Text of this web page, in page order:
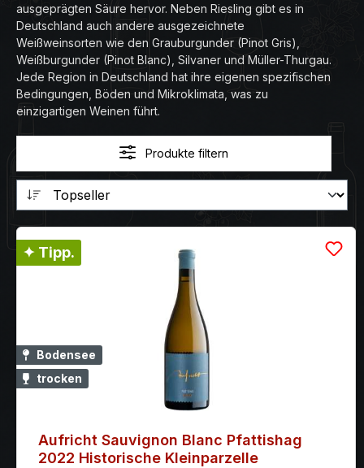
ausgeprägten Säure hervor. Neben Riesling gibt es in
Deutschland auch andere ausgezeichnete
Weißweinsorten wie den Grauburgunder (Pinot Gris),
Weißburgunder (Pinot Blanc), Silvaner und Müller-Thurgau.
Jede Region in Deutschland hat ihre eigenen spezifischen
Bedingungen, Böden und Mikroklimata, was zu
einzigartigen Weinen führt.
Produkte filtern
✦ Tipp.
Bodensee
trocken
Aufricht Sauvignon Blanc Pfattishag
2022 Historische Kleinparzelle